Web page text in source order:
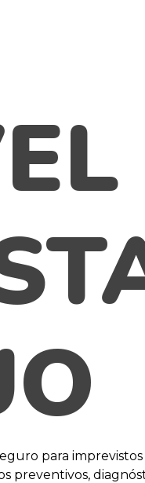
para
preventivos,